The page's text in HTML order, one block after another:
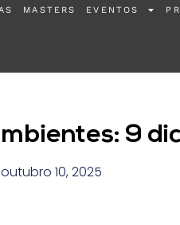
MASTERS EVENTOS
9
outubro 10, 2025